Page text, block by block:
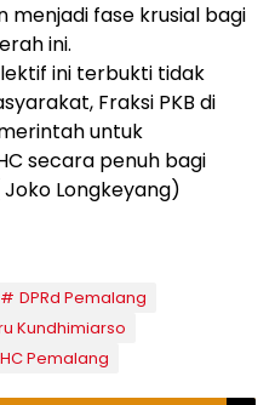
menjadi fase krusial bagi
ini.
ini terbukti tidak
Fraksi PKB di
untuk
secara penuh bagi
Longkeyang)
DPRd Pemalang
Kundhimiarso
Pemalang